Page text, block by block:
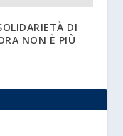
DI
NON È PIÙ